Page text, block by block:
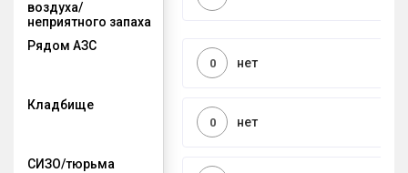
воздуха/
неприятного запаха
Рядом АЗС
нет
0
Кладбище
нет
0
СИЗО/тюрьма